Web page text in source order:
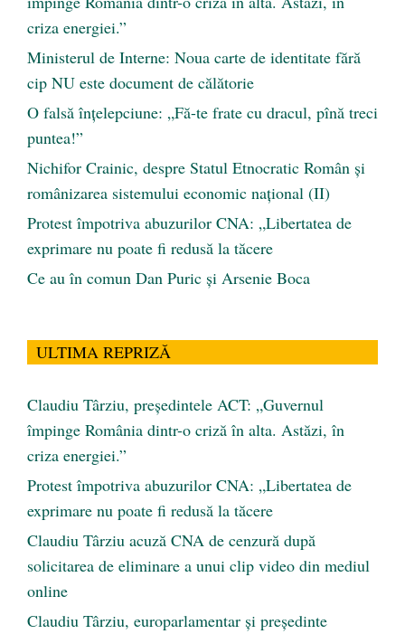
criza energiei.”
Ministerul de Interne: Noua carte de identitate fără
cip NU este document de călătorie
O falsă înțelepciune: „Fă-te frate cu dracul, pînă treci
puntea!”
Nichifor Crainic, despre Statul Etnocratic Român şi
românizarea sistemului economic naţional (II)
Protest împotriva abuzurilor CNA: „Libertatea de
exprimare nu poate fi redusă la tăcere
Ce au în comun Dan Puric şi Arsenie Boca
ULTIMA REPRIZĂ
Claudiu Târziu, președintele ACT: „Guvernul
împinge România dintr-o criză în alta. Astăzi, în
criza energiei.”
Protest împotriva abuzurilor CNA: „Libertatea de
exprimare nu poate fi redusă la tăcere
Claudiu Târziu acuză CNA de cenzură după
solicitarea de eliminare a unui clip video din mediul
online
Claudiu Târziu, europarlamentar și președinte